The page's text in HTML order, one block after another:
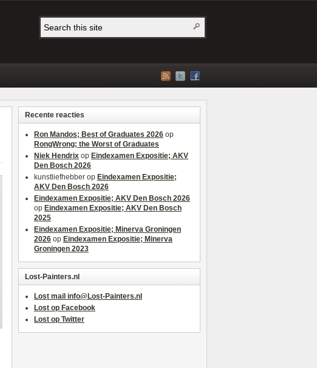
Recente reacties
Ron Mandos; Best of Graduates 2026 op
RongWrong; the Worst of Graduates
Niek Hendrix op Eindexamen Expositie; AKV
Den Bosch 2026
kunstliefhebber op Eindexamen Expositie;
AKV Den Bosch 2026
Eindexamen Expositie; AKV Den Bosch 2026
op Eindexamen Expositie; AKV Den Bosch
2025
Eindexamen Expositie; Minerva Groningen
2026 op Eindexamen Expositie; Minerva
Groningen 2023
Lost-Painters.nl
Lost mail info@Lost-Painters.nl
Lost op Facebook
Lost op Twitter